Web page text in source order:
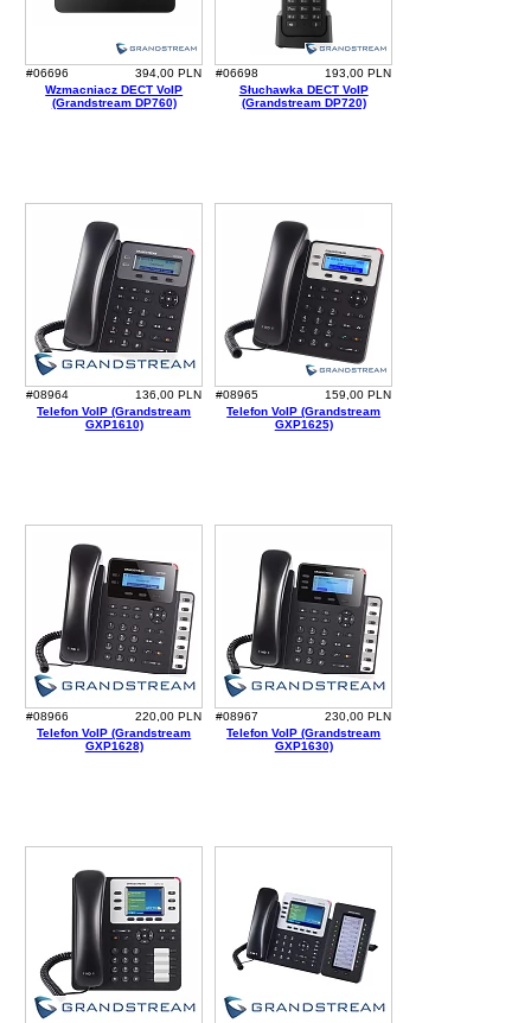
#06696
394,00 PLN
Wzmacniacz DECT VoIP
(Grandstream DP760)
#06698
193,00 PLN
Słuchawka DECT VoIP
(Grandstream DP720)
#08964
136,00 PLN
Telefon VoIP (Grandstream
GXP1610)
#08965
159,00 PLN
Telefon VoIP (Grandstream
GXP1625)
#08966
220,00 PLN
Telefon VoIP (Grandstream
GXP1628)
#08967
230,00 PLN
Telefon VoIP (Grandstream
GXP1630)